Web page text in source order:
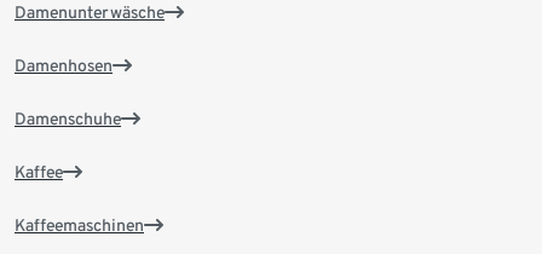
Damenunterwäsche
Damenhosen
Damenschuhe
Kaffee
Kaffeemaschinen